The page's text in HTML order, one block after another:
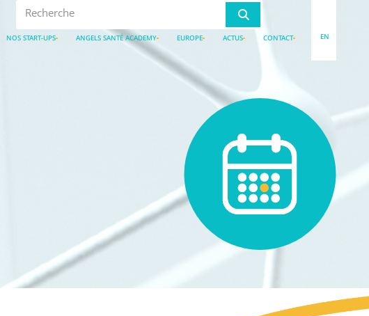
NOS START-UPS ANGELS SANTÉ ACADEMY EUROPE ACTUS CONTACT EN